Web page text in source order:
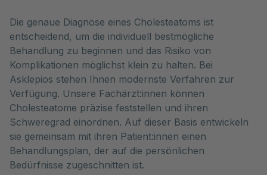
Die genaue Diagnose eines Cholesteatoms ist
entscheidend, um die individuell bestmögliche
Behandlung zu beginnen und das Risiko von
Komplikationen möglichst klein zu halten. Bei
Asklepios stehen Ihnen modernste Verfahren zur
Verfügung. Unsere Fachärzt:innen können
Cholesteatome präzise feststellen und ihren
Schweregrad einordnen. Auf dieser Basis entwickeln
sie gemeinsam mit ihren Patient:innen einen
Behandlungsplan, der auf die persönlichen
Bedürfnisse zugeschnitten ist.